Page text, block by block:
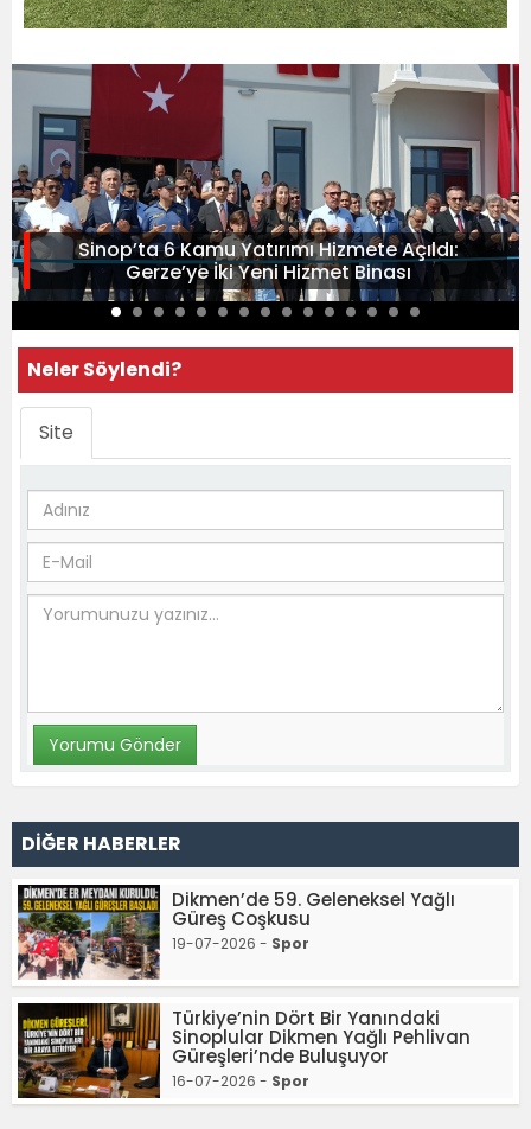
Sinop’ta 6 Kamu Yatırımı Hizmete Açıldı:
Gerze’ye İki Yeni Hizmet Binası
Neler Söylendi?
Site
DİĞER HABERLER
Dikmen’de 59. Geleneksel Yağlı
Güreş Coşkusu
19-07-2026 - Spor
Türkiye’nin Dört Bir Yanındaki
Sinoplular Dikmen Yağlı Pehlivan
Güreşleri’nde Buluşuyor
16-07-2026 - Spor